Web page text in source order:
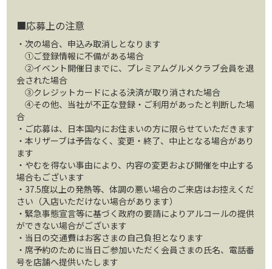
■応募上の注意
・次の場合、申込み取消しとなります
①ご登録情報に不備がある場合
②イベント開催日までに、プレミアムグルメクラブ会員を退
会された場合
③クレジットカードによる決済が取り消された場合
④その他、当社が不正な登録・ご利用があったと判断した場
合
・ご応募は、日本国内にお住まいの方に限らせていただきます
・本リザーブは予告なく、変更・終了、中止となる場合があり
ます
・やむを得ない事由により、内容の変更および開催を中止する
場合もございます
・37.5度以上の発熱等、体調の悪い場合のご来店はお控えくだ
さい（入店いただけない場合があります）
・緊急事態宣言等に基づく政府の要請によりアルコールの提供
ができない場合がございます
・当日の交通費はお客さまの自己負担となります
・席予約のために当日ご参加いただく会員さまの氏名、電話番
号を店舗へ提供いたします